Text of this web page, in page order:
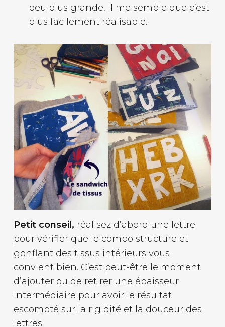
peu plus grande, il me semble que c’est
plus facilement réalisable.
Petit conseil, réalisez d’abord une lettre
pour vérifier que le combo structure et
gonflant des tissus intérieurs vous
convient bien. C’est peut-être le moment
d’ajouter ou de retirer une épaisseur
intermédiaire pour avoir le résultat
escompté sur la rigidité et la douceur des
lettres.